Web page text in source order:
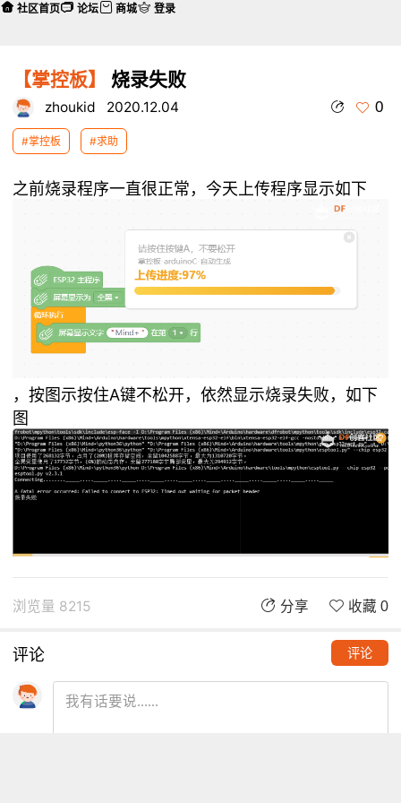
【掌控板】 烧录失败
zhoukid 2020.12.04 0
#掌控板 #求助
之前烧录程序一直很正常，今天上传程序显示如下
，按图示按住A键不松开，依然显示烧录失败，如下
图
浏览量 8215 分享 收藏 0
评论 评论
社区首页 论坛 商城 登录